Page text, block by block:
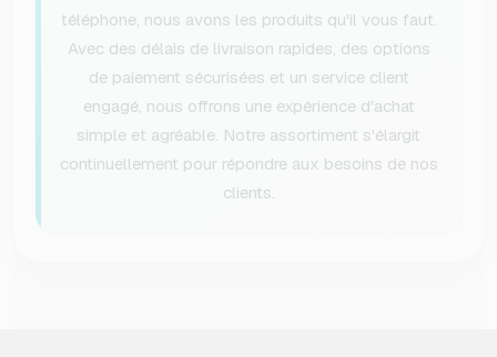
téléphone, nous avons les produits qu'il vous faut.
Avec des délais de livraison rapides, des options
de paiement sécurisées et un service client
engagé, nous offrons une expérience d'achat
simple et agréable. Notre assortiment s'élargit
continuellement pour répondre aux besoins de nos
clients.